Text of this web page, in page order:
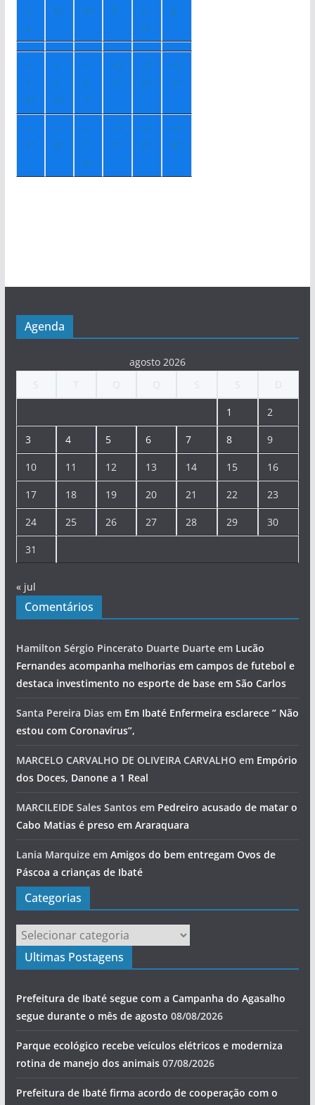
u
a
ui
ex
b
o
m
g
+
1
8°
+
2
0°
+
2
1°
+2
1°
+2
2°
+2
2°
+
7°
+
8°
+
1
0°
+1
1°
+1
2°
+1
4°
Agenda
agosto 2026
1 2
3 4 5 6 7 8 9
10 11 12 13 14 15 16
17 18 19 20 21 22 23
24 25 26 27 28 29 30
31
« jul
Comentários
Hamilton Sérgio Pincerato Duarte Duarteem Lucão
Fernandes acompanha melhorias em campos de futebol e
destaca investimento no esporte de base em São Carlos
Santa Pereira Diasem Em Ibaté Enfermeira esclarece ” Não
estou com Coronavírus”,
MARCELO CARVALHO DE OLIVEIRA CARVALHOem Empório
dos Doces, Danone a 1 Real
MARCILEIDE Sales Santosem Pedreiro acusado de matar o
Cabo Matias é preso em Araraquara
Lania Marquizeem Amigos do bem entregam Ovos de
Páscoa a crianças de Ibaté
Categorias
Categorias
Ultimas Postagens
Prefeitura de Ibaté segue com a Campanha do Agasalho
segue durante o mês de agosto 08/08/2026
Parque ecológico recebe veículos elétricos e moderniza
rotina de manejo dos animais 07/08/2026
Prefeitura de Ibaté firma acordo de cooperação com o